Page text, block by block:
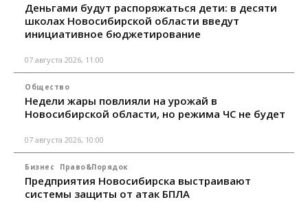
Деньгами будут распоряжаться дети: в десяти
школах Новосибирской области введут
инициативное бюджетирование
07 августа 2026, 11:00
Общество
Недели жары повлияли на урожай в
Новосибирской области, но режима ЧС не будет
07 августа 2026, 10:00
Бизнес Право&Порядок
Предприятия Новосибирска выстраивают
системы защиты от атак БПЛА